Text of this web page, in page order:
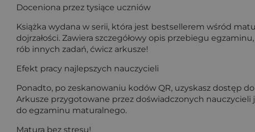
Doceniona przez tysiące uczniów
Książka wydana w serii, która jest bestsellerem wśród
dojrzałości. Zawiera szczegółowy opis przebiegu
rób innych zadań, ćwicz arkusze!
Efekt pracy najlepszych nauczycieli
Ponadto, po zeskanowaniu kodów QR, uzyskasz dostęp
Arkusze przygotowane przez doświadczonych
do egzaminu maturalnego.
Matura bez stresu!